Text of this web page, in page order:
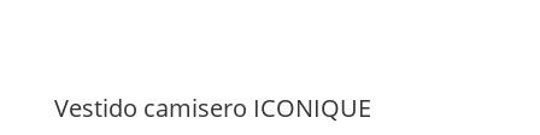
Vestido camisero ICONIQUE